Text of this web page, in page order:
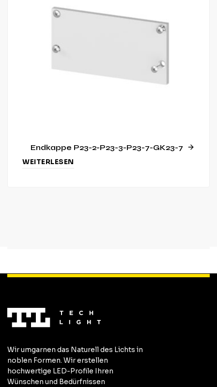
Endkappe P23-2-P23-3-P23-7-GK23-7
WEITERLESEN
Wir umgarnen das Naturell des Lichts in
noblen Formen. Wir erstellen
hochwertige LED-Profile Ihren
Wünschen und Bedürfnissen